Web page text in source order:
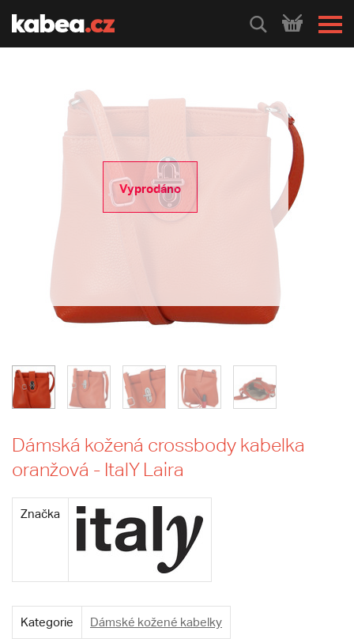
HLEDEJ
Vyprodáno
Dámská kožená crossbody kabelka
oranžová - ItalY Laira
Značka
Kategorie Dámské kožené kabelky